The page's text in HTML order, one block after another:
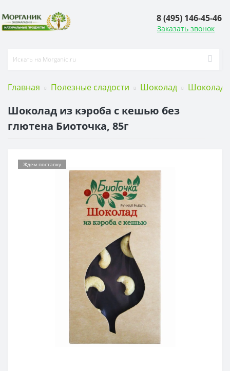
8 (495) 146-45-46
Заказать звонок
Главная Полезные сладости Шоколад Шоколад
Шоколад из кэроба с кешью без
глютена Биоточка, 85г
Ждем поставку